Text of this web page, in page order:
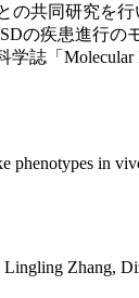
共同研究を
の疾患進行
学誌「
phenotypes in
Zhang,